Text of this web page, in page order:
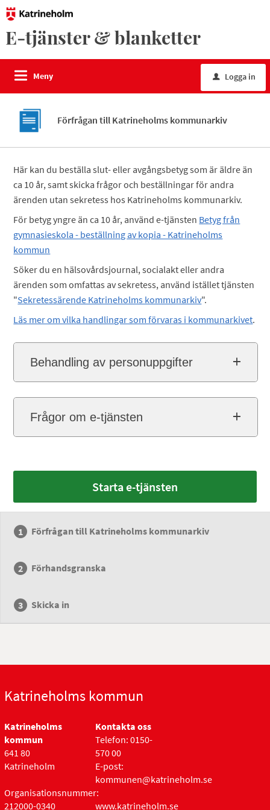
E-tjänster & blanketter
Meny u Logga in
Förfrågan till Katrineholms kommunarkiv
Här kan du beställa slut- eller avgångsbetyg som är äldre än
ca 10 år, samt skicka frågor och beställningar för andra
ärenden utan sekretess hos Katrineholms kommunarkiv.
För betyg yngre än ca 10 år, använd e-tjänsten Betyg från
gymnasieskola - beställning av kopia - Katrineholms
kommun
Söker du en hälsovårdsjournal, socialakt eller andra
ärenden som omfattas av sekretess, använd istället tjänsten
"Sekretessärende Katrineholms kommunarkiv".
Läs mer om vilka handlingar som förvaras i kommunarkivet.
Behandling av personuppgifter
Frågor om e-tjänsten
Starta e-tjänsten
Förfrågan till Katrineholms kommunarkiv
Förhandsgranska
Skicka in
Katrineholms kommun
Katrineholms
kommun
641 80
Katrineholm
Organisationsnummer:
212000-0340
Kontakta oss
Telefon: 0150-
570 00
E-post:
kommunen@katrineholm.se
www.katrineholm.se